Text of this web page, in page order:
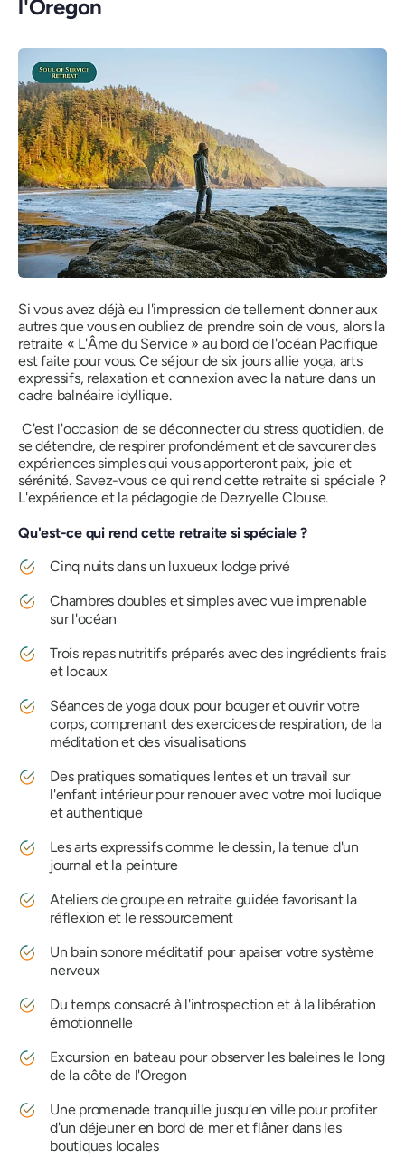
l'Oregon
Si vous avez déjà eu l'impression de tellement donner aux
autres que vous en oubliez de prendre soin de vous, alors la
retraite « L'Âme du Service » au bord de l'océan Pacifique
est faite pour vous. Ce séjour de six jours allie yoga, arts
expressifs, relaxation et connexion avec la nature dans un
cadre balnéaire idyllique.
C'est l'occasion de se déconnecter du stress quotidien, de
se détendre, de respirer profondément et de savourer des
expériences simples qui vous apporteront paix, joie et
sérénité. Savez-vous ce qui rend cette retraite si spéciale ?
L'expérience et la pédagogie de Dezryelle Clouse.
Qu'est-ce qui rend cette retraite si spéciale ?
Cinq nuits dans un luxueux lodge privé
Chambres doubles et simples avec vue imprenable
sur l'océan
Trois repas nutritifs préparés avec des ingrédients frais
et locaux
Séances de yoga doux pour bouger et ouvrir votre
corps, comprenant des exercices de respiration, de la
méditation et des visualisations
Des pratiques somatiques lentes et un travail sur
l'enfant intérieur pour renouer avec votre moi ludique
et authentique
Les arts expressifs comme le dessin, la tenue d'un
journal et la peinture
Ateliers de groupe en retraite guidée favorisant la
réflexion et le ressourcement
Un bain sonore méditatif pour apaiser votre système
nerveux
Du temps consacré à l'introspection et à la libération
émotionnelle
Excursion en bateau pour observer les baleines le long
de la côte de l'Oregon
Une promenade tranquille jusqu'en ville pour profiter
d'un déjeuner en bord de mer et flâner dans les
boutiques locales